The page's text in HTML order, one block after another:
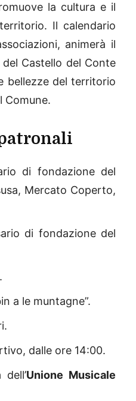
la cultura e il
Il calendario
animerà il
Castello del Conte
bellezze del territorio
Comune.
di fondazione del
Mercato Coperto,
di fondazione del
a le muntagne”.
dalle ore 14:00.
Unione Musicale